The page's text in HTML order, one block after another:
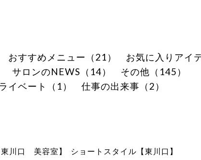
おすすめメニュー（21）
お気に入りアイ
サロンのNEWS（14）
その他（145）
イベート（1） 仕事の出来事（2）
川口 美容室】 ショートスタイル【東川口】